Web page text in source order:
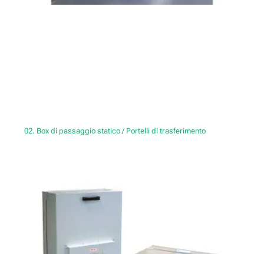
02. Box di passaggio statico / Portelli di trasferimento